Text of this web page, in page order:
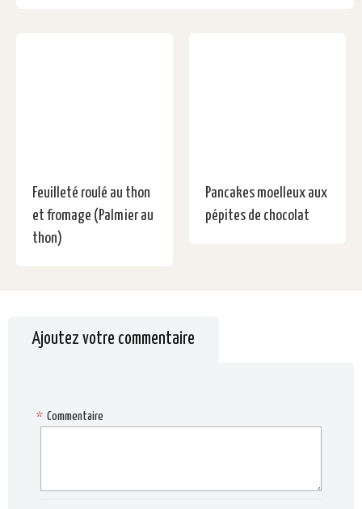
Feuilleté roulé au thon
et fromage (Palmier au
thon)
Pancakes moelleux aux
pépites de chocolat
Ajoutez votre commentaire
Commentaire
*